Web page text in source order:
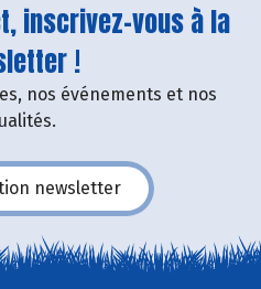
inscrivez-vous à la
!
nos événements et nos
newsletter